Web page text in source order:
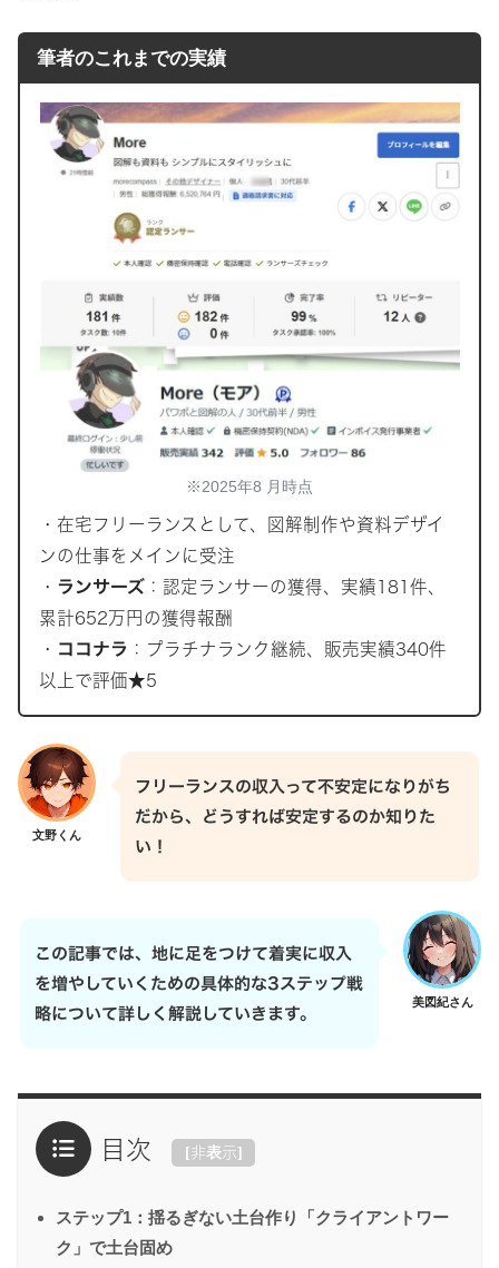
筆者のこれまでの実績
※2025年8 月時点
・在宅フリーランスとして、図解制作や資料デザイ
ンの仕事をメインに受注
・ ランサーズ ：認定ランサーの獲得、実績181件、
累計652万円の獲得報酬
・ ココナラ ：プラチナランク継続、販売実績340件
以上で評価★5
文野くん
フリーランスの収入って不安定になりがち
だから、どうすれば安定するのか知りた
い！
美図紀さん
この記事では、地に足をつけて着実に収入
を増やしていくための具体的な3ステップ戦
略について詳しく解説していきます。
目次 [非表示]
ステップ1：揺るぎない土台作り「クライアントワー
ク」で土台固め